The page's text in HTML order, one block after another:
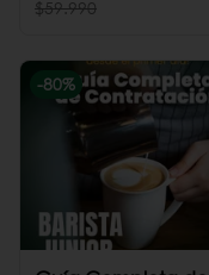
$59.990
-80%